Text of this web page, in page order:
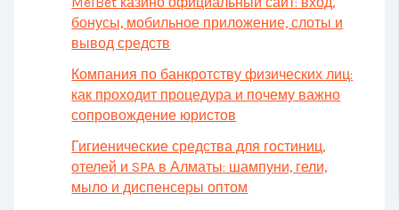
бонусы, мобильное приложение, слоты и
вывод средств
Компания по банкротству физических лиц:
как проходит процедура и почему важно
сопровождение юристов
Гигиенические средства для гостиниц,
отелей и SPA в Алматы: шампуни, гели,
мыло и диспенсеры оптом